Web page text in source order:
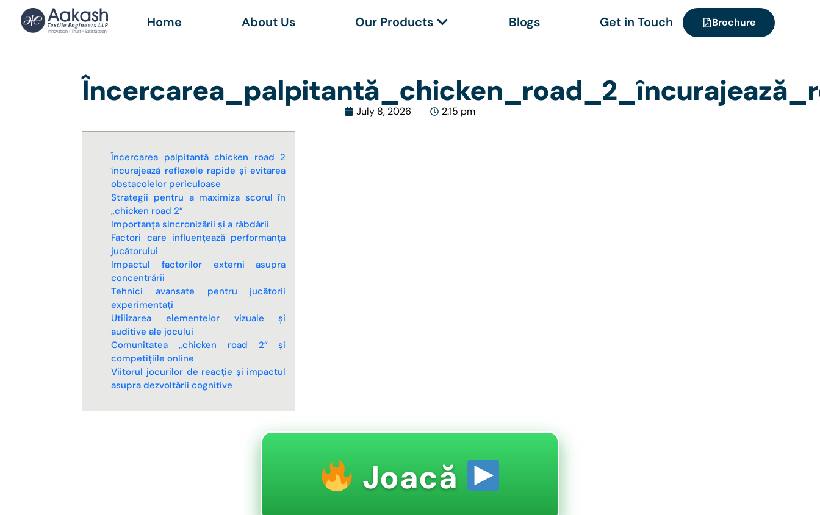
Home About Us Our Products Blogs Get in Touch Brochure
July 8, 2026 2:15 pm
Încercarea palpitantă chicken road 2
încurajează reflexele rapide și evitarea
obstacolelor periculoase
Strategii pentru a maximiza scorul în
„chicken road 2”
Importanța sincronizării și a răbdării
Factori care influențează performanța
jucătorului
Impactul factorilor externi asupra
concentrării
Tehnici avansate pentru jucătorii
experimentați
Utilizarea elementelor vizuale și
auditive ale jocului
Comunitatea „chicken road 2” și
competițiile online
Viitorul jocurilor de reacție și impactul
asupra dezvoltării cognitive
Joacă